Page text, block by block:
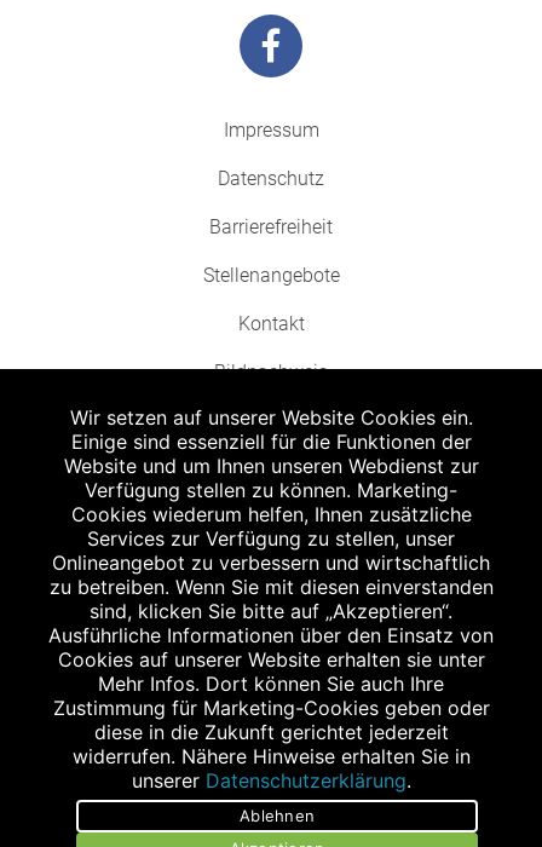
Impressum
Datenschutz
Barrierefreiheit
Stellenangebote
Kontakt
Bildnachweis
Abgabe in haushaltsüblichen Mengen, solange der Vorrat reicht. Für Druck-
und Satzfehler keine Haftung.
Zu Risiken und Nebenwirkungen lesen Sie die Packungsbeilage und fragen
Sie Ihren Arzt oder Apotheker.
Angabe nach der deutschen Arzneimitteltaxe Apothekenerstattungspreis
(AEP). Der AEP ist keine unverbindliche Preisempfehlung der Hersteller. Der
AEP ist ein von den Apotheken in Ansatz gebrachter Preis für rezeptfreie
Arzneimittel. Er entspricht in der Höhe dem für Apotheken verbindlichen
Abgabepreis, zu dem eine Apotheke in bestimmten Fällen (z.B. bei Kindern
unter 12 Jahren) das Produkt mit der gesetzlichen Krankenversicherung
abrechnet. Der AEP ist der allgemeine Erstattungspreis im Falle einer
Kostenübernahme durch die gesetzlichen Krankenkassen, vor Abzug eines
Zwangsrabattes (zur Zeit 5%) nach §130 Abs. 1 SGB V.
Unverbindliche Preisempfehlung des Herstellers (UVP).
powered by apovena.de
Wir setzen auf unserer Website Cookies ein.
Einige sind essenziell für die Funktionen der
Website und um Ihnen unseren Webdienst zur
Verfügung stellen zu können. Marketing-
Cookies wiederum helfen, Ihnen zusätzliche
Services zur Verfügung zu stellen, unser
Onlineangebot zu verbessern und wirtschaftlich
zu betreiben. Wenn Sie mit diesen einverstanden
sind, klicken Sie bitte auf „Akzeptieren“.
Ausführliche Informationen über den Einsatz von
Cookies auf unserer Website erhalten sie unter
Mehr Infos. Dort können Sie auch Ihre
Zustimmung für Marketing-Cookies geben oder
diese in die Zukunft gerichtet jederzeit
widerrufen. Nähere Hinweise erhalten Sie in
unserer Datenschutzerklärung.
Ablehnen